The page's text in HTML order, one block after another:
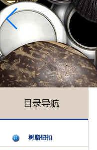
树脂钮扣